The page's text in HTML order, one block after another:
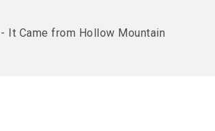
It Came from Hollow Mountain